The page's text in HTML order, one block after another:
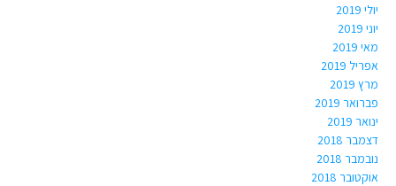
יולי 2019
יוני 2019
מאי 2019
אפריל 2019
מרץ 2019
פברואר 2019
ינואר 2019
דצמבר 2018
נובמבר 2018
אוקטובר 2018